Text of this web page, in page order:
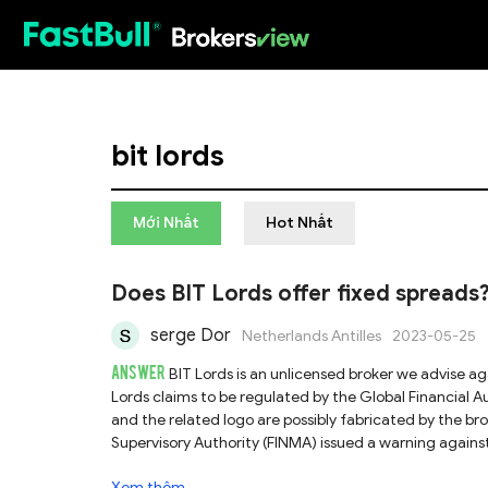
bit lords
Mới Nhất Hot Nhất
Does BIT Lords offer fixed spreads?
serge Dor Netherlands Antilles 2023-05-25
ANSWER BIT Lords is an unlicensed broker we advise
Lords claims to be regulated by the Global Financial
and the related logo are possibly fabricated by the
Supervisory Authority (FINMA) issued a warning